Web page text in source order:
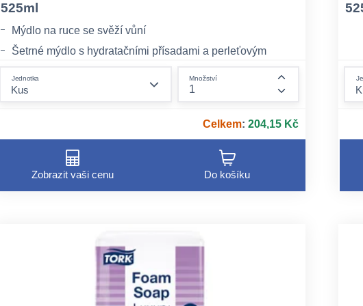
525ml
Mýdlo na ruce se svěží vůní
Šetrné mýdlo s hydratačními přísadami a perleťovým
Obsahuje složky doplňující lipidy a pomáhá tak předcházet
Jednotka Množství
form.increase-
Celkem: 204,15 Kč
Zobrazit vaši cenu Do košíku